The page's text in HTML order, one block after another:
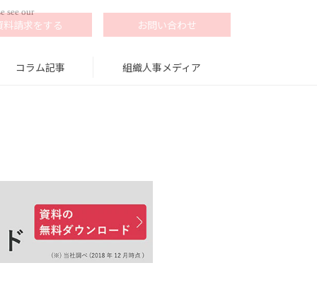
料請求をする お問い合わせ
コラム記事 組織人事メディア
see our